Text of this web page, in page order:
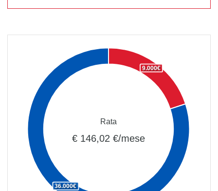
9.000€
36.000€
Rata
€ 146,02 €/mese